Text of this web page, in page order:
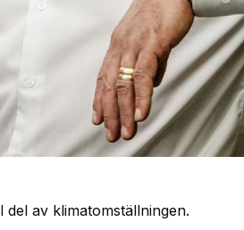
av klimatomställningen.